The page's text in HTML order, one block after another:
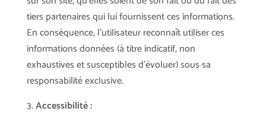
tiers partenaires qui lui fournissent ces informations.
En conséquence, l’utilisateur reconnaît utiliser ces
informations données (à titre indicatif, non
exhaustives et susceptibles d’évoluer) sous sa
responsabilité exclusive.
Accessibilité :